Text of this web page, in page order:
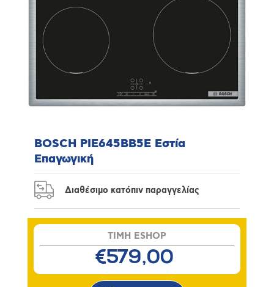
BOSCH PIE645BB5E Εστία
Επαγωγική
Διαθέσιμο κατόπιν παραγγελίας
TIMH ESHOP
€579,00